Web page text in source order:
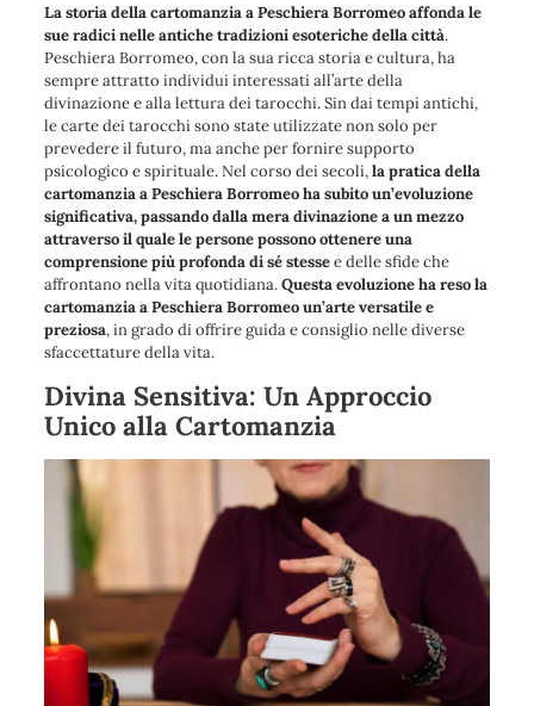
La storia della cartomanzia a Peschiera Borromeo affonda le
sue radici nelle antiche tradizioni esoteriche della città.
Peschiera Borromeo, con la sua ricca storia e cultura, ha
sempre attratto individui interessati all’arte della
divinazione e alla lettura dei tarocchi. Sin dai tempi antichi,
le carte dei tarocchi sono state utilizzate non solo per
prevedere il futuro, ma anche per fornire supporto
psicologico e spirituale. Nel corso dei secoli,la pratica della
cartomanzia a Peschiera Borromeo ha subito un’evoluzione
significativa, passando dalla mera divinazione a un mezzo
attraverso il quale le persone possono ottenere una
comprensione più profonda di sé stessee delle sfide che
affrontano nella vita quotidiana.Questa evoluzione ha reso la
cartomanzia a Peschiera Borromeo un’arte versatile e
preziosa, in grado di offrire guida e consiglio nelle diverse
sfaccettature della vita.
Divina Sensitiva: Un Approccio
Unico alla Cartomanzia